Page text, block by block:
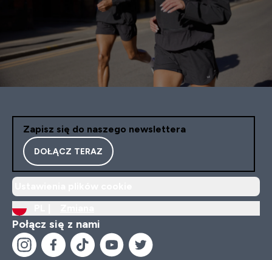
Zapisz się do naszego newslettera
DOŁĄCZ TERAZ
Połącz się z nami